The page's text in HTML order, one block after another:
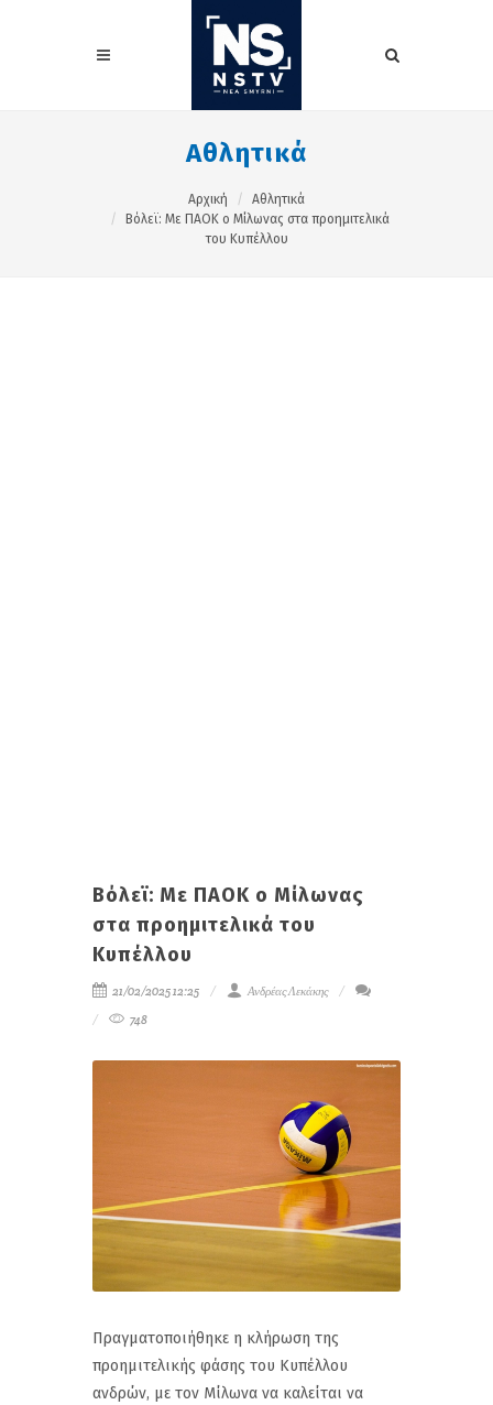
Αθλητικά
Αρχική
Αθλητικά
Βόλεϊ: Με ΠΑΟΚ ο Μίλωνας στα προημιτελικά
του Κυπέλλου
Βόλεϊ: Με ΠΑΟΚ ο Μίλωνας
στα προημιτελικά του
Κυπέλλου
21/02/2025 12:25
Ανδρέας Λεκάκης
748
Πραγματοποιήθηκε η κλήρωση της
προημιτελικής φάσης του Κυπέλλου
ανδρών, με τον Μίλωνα να καλείται να